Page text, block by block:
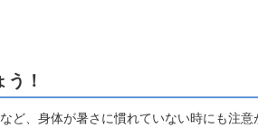
！
ど、身体が暑さに慣れていない時にも注